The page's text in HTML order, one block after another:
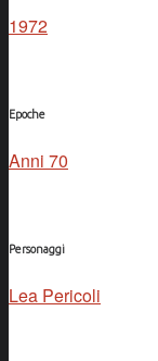
1972
Epoche
Anni 70
Personaggi
Lea Pericoli